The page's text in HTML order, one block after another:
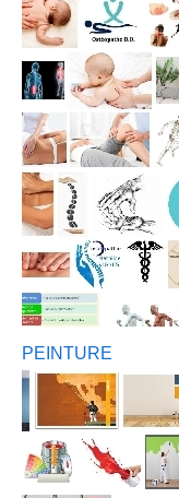
PEINTURE